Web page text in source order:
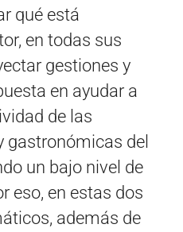
qué está
en todas sus
gestiones y
en ayudar a
de las
gastronómicas del
un bajo nivel de
eso, en estas dos
además de